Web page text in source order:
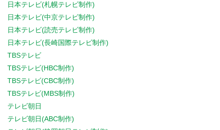
日本テレビ(札幌テレビ制作)
日本テレビ(中京テレビ制作)
日本テレビ(読売テレビ制作)
日本テレビ(長崎国際テレビ制作)
TBSテレビ
TBSテレビ(HBC制作)
TBSテレビ(CBC制作)
TBSテレビ(MBS制作)
テレビ朝日
テレビ朝日(ABC制作)